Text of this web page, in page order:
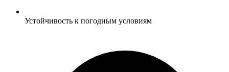
Устойчивость к погодным условиям